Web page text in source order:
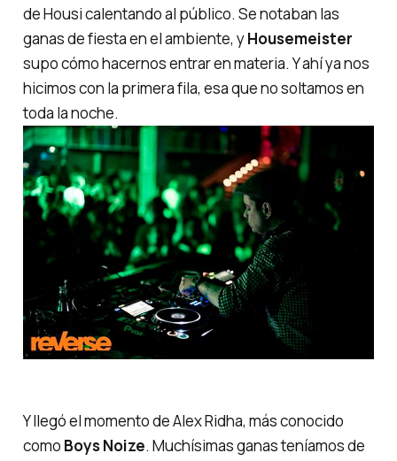
deHousicalentando al público. Se notaban las
ganas de fiesta en el ambiente, yHousemeister
supo cómo hacernos entrar en materia. Y ahí ya nos
hicimos con la primera fila, esa que no soltamos en
toda la noche.
Y llegó el momento de Alex Ridha, más conocido
como Boys Noize. Muchísimas ganas teníamos de